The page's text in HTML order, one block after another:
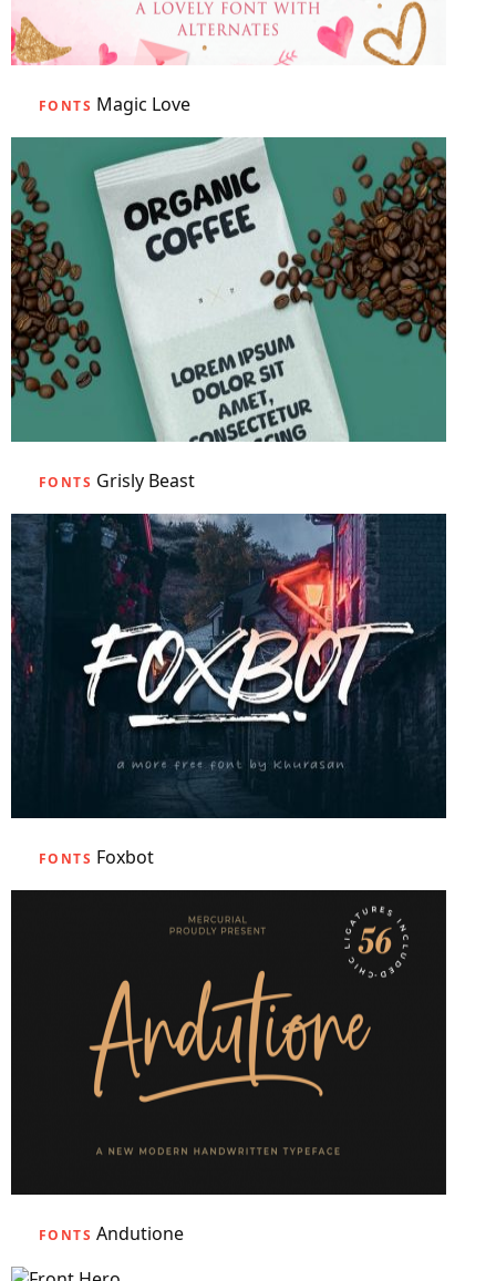
FONTS Magic Love
FONTS Grisly Beast
FONTS Foxbot
FONTS Andutione